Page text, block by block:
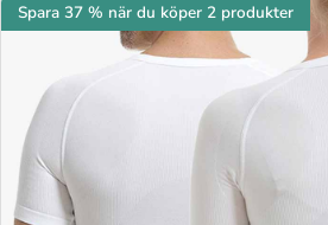
Spara 37 % när du köper 2 produkter